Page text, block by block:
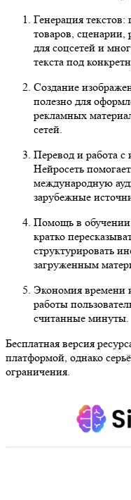
Генерация текстов:
товаров,
для соцсетей и
текста под
Создание
полезно для
рекламных
сетей.
Перевод и работа
Нейросеть
международную
зарубежные
Помощь в обучении
кратко
структурировать
загруженным
Экономия времени
работы
считанные минуты.
Бесплатная версия
платформой, однако
ограничения.